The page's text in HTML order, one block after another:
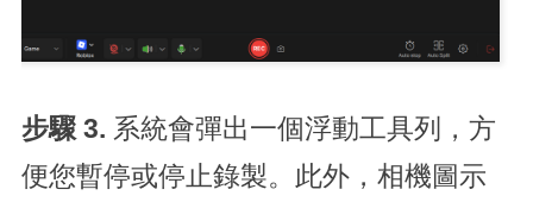
步驟 3. 系統會彈出一個浮動工具列，方
便您暫停或停止錄製。此外，相機圖示